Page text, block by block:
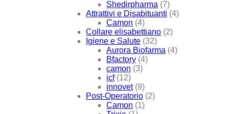
Shedirpharma (7)
Attrattivi e Disabituanti (4)
Camon (4)
Collare elisabettiano (2)
Igiene e Salute (32)
Aurora Biofarma (4)
Bfactory (4)
camon (3)
icf (12)
innovet (9)
Post-Operatorio (2)
Camon (1)